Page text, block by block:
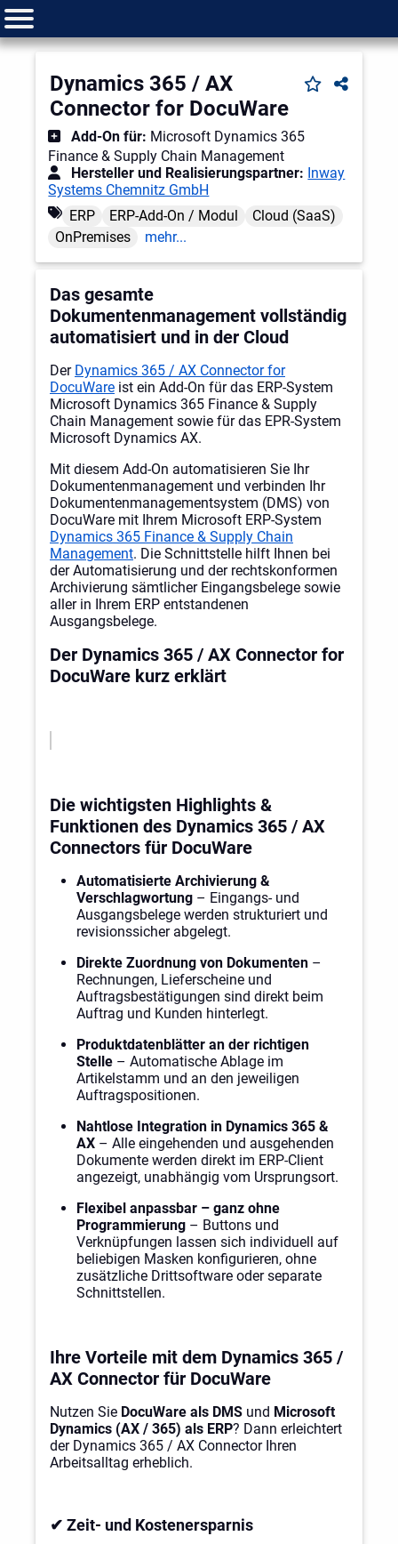
Dynamics 365 / AX
Connector for DocuWare
Add-On für: Microsoft Dynamics 365
Finance & Supply Chain Management
Hersteller und Realisierungspartner: Inway
Systems Chemnitz GmbH
ERP
ERP-Add-On / Modul
Cloud (SaaS)
OnPremises
mehr...
Das gesamte
Dokumentenmanagement vollständig
automatisiert und in der Cloud
Der Dynamics 365 / AX Connector for
DocuWare ist ein Add-On für das ERP-System
Microsoft Dynamics 365 Finance & Supply
Chain Management sowie für das EPR-System
Microsoft Dynamics AX.
Mit diesem Add-On automatisieren Sie Ihr
Dokumentenmanagement und verbinden Ihr
Dokumentenmanagementsystem (DMS) von
DocuWare mit Ihrem Microsoft ERP-System
Dynamics 365 Finance & Supply Chain
Management. Die Schnittstelle hilft Ihnen bei
der Automatisierung und der rechtskonformen
Archivierung sämtlicher Eingangsbelege sowie
aller in Ihrem ERP entstandenen
Ausgangsbelege.
Der Dynamics 365 / AX Connector for
DocuWare kurz erklärt
Die wichtigsten Highlights &
Funktionen des Dynamics 365 / AX
Connectors für DocuWare
Automatisierte Archivierung &
Verschlagwortung – Eingangs- und
Ausgangsbelege werden strukturiert und
revisionssicher abgelegt.
Direkte Zuordnung von Dokumenten –
Rechnungen, Lieferscheine und
Auftragsbestätigungen sind direkt beim
Auftrag und Kunden hinterlegt.
Produktdatenblätter an der richtigen
Stelle – Automatische Ablage im
Artikelstamm und an den jeweiligen
Auftragspositionen.
Nahtlose Integration in Dynamics 365 &
AX – Alle eingehenden und ausgehenden
Dokumente werden direkt im ERP-Client
angezeigt, unabhängig vom Ursprungsort.
Flexibel anpassbar – ganz ohne
Programmierung – Buttons und
Verknüpfungen lassen sich individuell auf
beliebigen Masken konfigurieren, ohne
zusätzliche Drittsoftware oder separate
Schnittstellen.
Ihre Vorteile mit dem Dynamics 365 /
AX Connector für DocuWare
Nutzen Sie DocuWare als DMS und Microsoft
Dynamics (AX / 365) als ERP? Dann erleichtert
der Dynamics 365 / AX Connector Ihren
Arbeitsalltag erheblich.
✔ Zeit- und Kostenersparnis